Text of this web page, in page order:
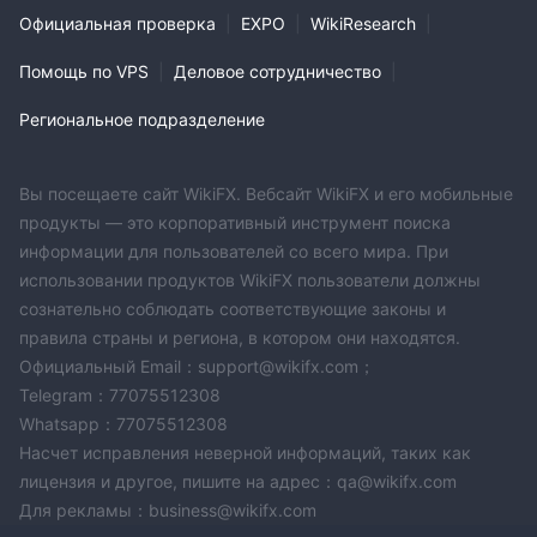
предлагаемых различными брокерами:
Типы счетов
которых адаптирован для удовлетворения различных
конкретные детали об этих типах счетов и их особенностях
не могут быть легко найдены на веб-сайте, поэтому важно
обратиться к брокеру напрямую или обратиться к
официальной документации для получения точной
информации. Вот общий обзор типов счетов:
1.Базовый счет: Базовый счет, вероятно, предназначен
для трейдеров, которые только начинают и хотят
упрощенный опыт торговли. Он может предлагать простую
платформу с основными функциями и конкурентными
условиями торговли, подходящими для начинающих.
Трейдеры с более низким уровнем риска или те, кто
предпочитает торговать с меньшими суммами капитала,
Официальная проверка EXPO WikiResearch
Помощь по VPS Деловое сотрудничество
Региональное подразделение
Вы посещаете сайт WikiFX. Вебсайт WikiFX и его мобильные
продукты — это корпоративный инструмент поиска
информации для пользователей со всего мира. При
использовании продуктов WikiFX пользователи должны
сознательно соблюдать соответствующие законы и
правила страны и региона, в котором они находятся.
Официальный Email：support@wikifx.com；
Telegram：77075512308
Whatsapp：77075512308
Насчет исправления неверной информаций, таких как
лицензия и другое, пишите на адрес：qa@wikifx.com
Для рекламы：business@wikifx.com